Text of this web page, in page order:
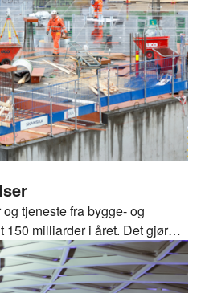
tjeneste fra bygge- og
milliarder i året. Det gjør
kunde og premissleverandør.
må bruke til å oppnå et bredt
mål, ikke se hvert enkelt